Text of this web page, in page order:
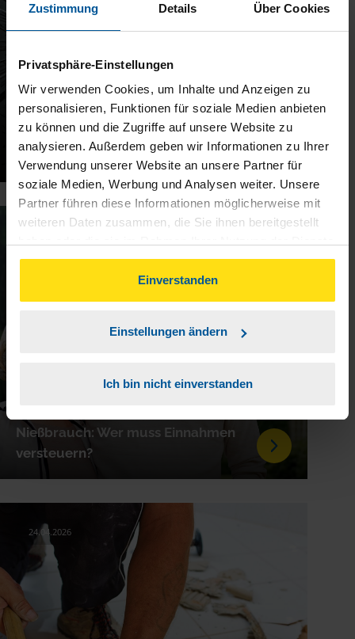
Zustimmung Details Über Cookies
Privatsphäre-Einstellungen
Wir verwenden Cookies, um Inhalte und Anzeigen zu
personalisieren, Funktionen für soziale Medien anbieten
zu können und die Zugriffe auf unsere Website zu
analysieren. Außerdem geben wir Informationen zu Ihrer
Verwendung unserer Website an unsere Partner für
soziale Medien, Werbung und Analysen weiter. Unsere
Partner führen diese Informationen möglicherweise mit
weiteren Daten zusammen, die Sie ihnen bereitgestellt
gesammelt haben. Indem Sie auf Einverstanden klicken,
können Sie der Verwendung von Cookies, gemäß
unserer
Einverstanden
Einstellungen ändern
Ich bin nicht einverstanden
Schornsteinfeger: Kosten von der
Steuer absetzen
Nießbrauch: Wer muss Einnahmen
versteuern?
24.04.2026